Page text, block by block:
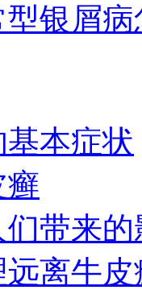
型银屑
本症状
癣
带来
离牛